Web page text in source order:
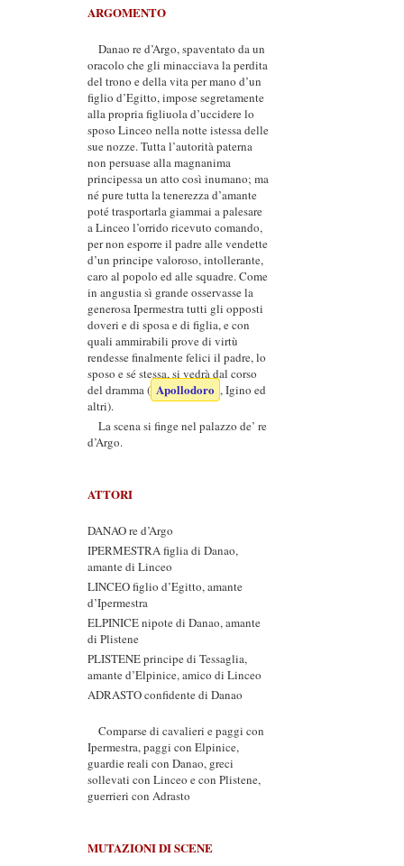
ARGOMENTO
Danao re d’Argo, spaventato da un
oracolo che gli minacciava la perdita
del trono e della vita per mano d’un
figlio d’Egitto, impose segretamente
alla propria figliuola d’uccidere lo
sposo Linceo nella notte istessa delle
sue nozze. Tutta l’autorità paterna
non persuase alla magnanima
principessa un atto così inumano; ma
né pure tutta la tenerezza d’amante
poté trasportarla giammai a palesare
a Linceo l’orrido ricevuto comando,
per non esporre il padre alle vendette
d’un principe valoroso, intollerante,
caro al popolo ed alle squadre. Come
in angustia sì grande osservasse la
generosa Ipermestra tutti gli opposti
doveri e di sposa e di figlia, e con
quali ammirabili prove di virtù
rendesse finalmente felici il padre, lo
sposo e sé stessa, si vedrà dal corso
del dramma ( Apollodoro , Igino ed
altri).
La scena si finge nel palazzo de’ re
d’Argo.
ATTORI
DANAO re d’Argo
IPERMESTRA figlia di Danao,
amante di Linceo
LINCEO figlio d’Egitto, amante
d’Ipermestra
ELPINICE nipote di Danao, amante
di Plistene
PLISTENE principe di Tessaglia,
amante d’Elpinice, amico di Linceo
ADRASTO confidente di Danao
Comparse di cavalieri e paggi con
Ipermestra, paggi con Elpinice,
guardie reali con Danao, greci
sollevati con Linceo e con Plistene,
guerrieri con Adrasto
MUTAZIONI DI SCENE